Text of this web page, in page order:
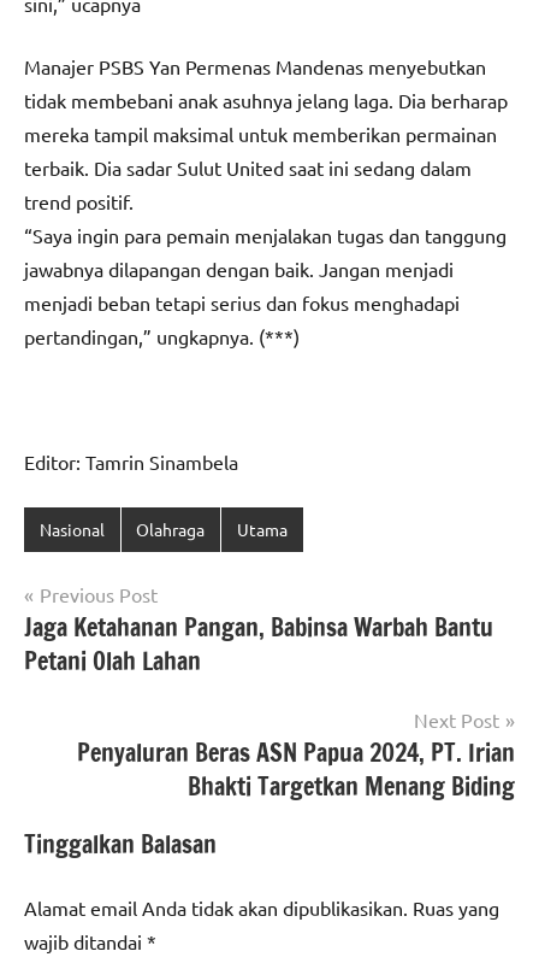
Manajer PSBS Yan Permenas Mandenas menyebutkan
tidak membebani anak asuhnya jelang laga. Dia berharap
mereka tampil maksimal untuk memberikan permainan
terbaik. Dia sadar Sulut United saat ini sedang dalam
trend positif.
“Saya ingin para pemain menjalakan tugas dan tanggung
jawabnya dilapangan dengan baik. Jangan menjadi
menjadi beban tetapi serius dan fokus menghadapi
pertandingan,” ungkapnya. (***)
Editor: Tamrin Sinambela
Nasional Olahraga Utama
Navigasi
pos
Previous Post
Jaga Ketahanan Pangan, Babinsa Warbah Bantu
Petani Olah Lahan
Next Post
Penyaluran Beras ASN Papua 2024, PT. Irian
Bhakti Targetkan Menang Biding
Tinggalkan Balasan
Alamat email Anda tidak akan dipublikasikan. Ruas yang
wajib ditandai *